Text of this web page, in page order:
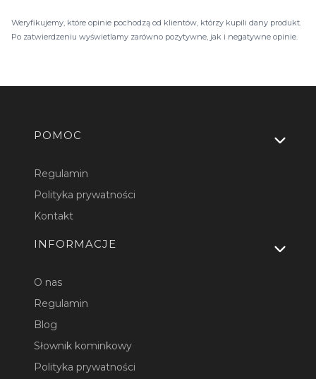
Weryfikujemy, które opinie pochodzą od klientów, którzy kupili dany produkt.
Po zatwierdzeniu wyświetlamy zarówno pozytywne, jak i negatywne opinie.
Linki w stopce
POMOC
Regulamin
Polityka prywatności
Kontakt
INFORMACJE
O nas
Regulamin
Blog
Słownik kominkowy
Polityka prywatności